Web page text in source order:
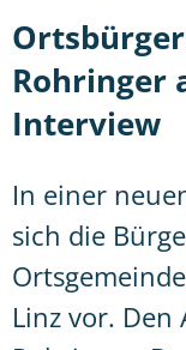
Rohringer
Interview
In einer
sich die
Linz vor.